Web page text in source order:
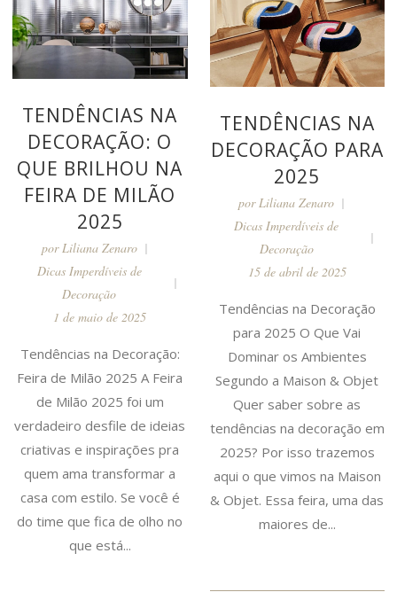
TENDÊNCIAS NA
DECORAÇÃO: O
QUE BRILHOU NA
FEIRA DE MILÃO
2025
porLiliana Zenaro
Dicas Imperdíveis de
Decoração
1 de maio de 2025
Tendências na Decoração:
Feira de Milão 2025 A Feira
de Milão 2025 foi um
verdadeiro desfile de ideias
criativas e inspirações pra
quem ama transformar a
casa com estilo. Se você é
do time que fica de olho no
que está...
TENDÊNCIAS NA
DECORAÇÃO PARA
2025
porLiliana Zenaro
Dicas Imperdíveis de
Decoração
15 de abril de 2025
Tendências na Decoração
para 2025 O Que Vai
Dominar os Ambientes
Segundo a Maison & Objet
Quer saber sobre as
tendências na decoração em
2025? Por isso trazemos
aqui o que vimos na Maison
& Objet. Essa feira, uma das
maiores de...